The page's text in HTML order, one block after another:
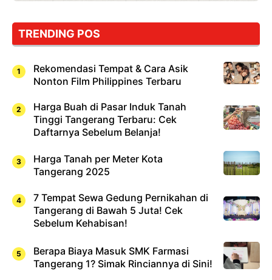
TRENDING POS
Rekomendasi Tempat & Cara Asik
Nonton Film Philippines Terbaru
Harga Buah di Pasar Induk Tanah
Tinggi Tangerang Terbaru: Cek
Daftarnya Sebelum Belanja!
Harga Tanah per Meter Kota
Tangerang 2025
7 Tempat Sewa Gedung Pernikahan di
Tangerang di Bawah 5 Juta! Cek
Sebelum Kehabisan!
Berapa Biaya Masuk SMK Farmasi
Tangerang 1? Simak Rinciannya di Sini!